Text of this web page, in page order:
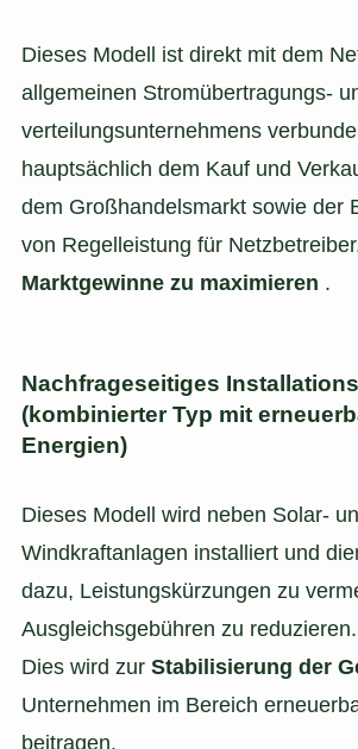
Dieses Modell ist direkt mit dem
allgemeinen Stromübertragungs-
verteilungsunternehmens
hauptsächlich dem Kauf und
dem Großhandelsmarkt sowie der
von Regelleistung für
Marktgewinne zu maximieren .
Nachfrageseitiges
(kombinierter Typ mit
Energien)
Dieses Modell wird neben Solar-
Windkraftanlagen installiert und
dazu, Leistungskürzungen zu
Ausgleichsgebühren zu reduzieren.
Dies wird zur Stabilisierung der
Unternehmen im Bereich
beitragen.